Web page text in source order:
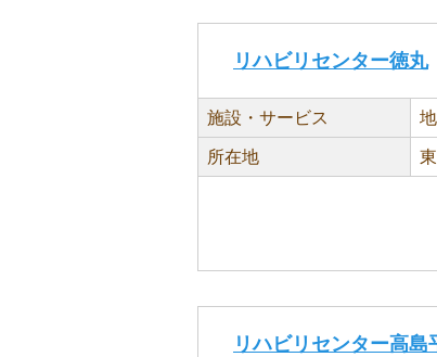
リハビリセンター徳丸
施設・サービス
所在地
リハビリセンター高島